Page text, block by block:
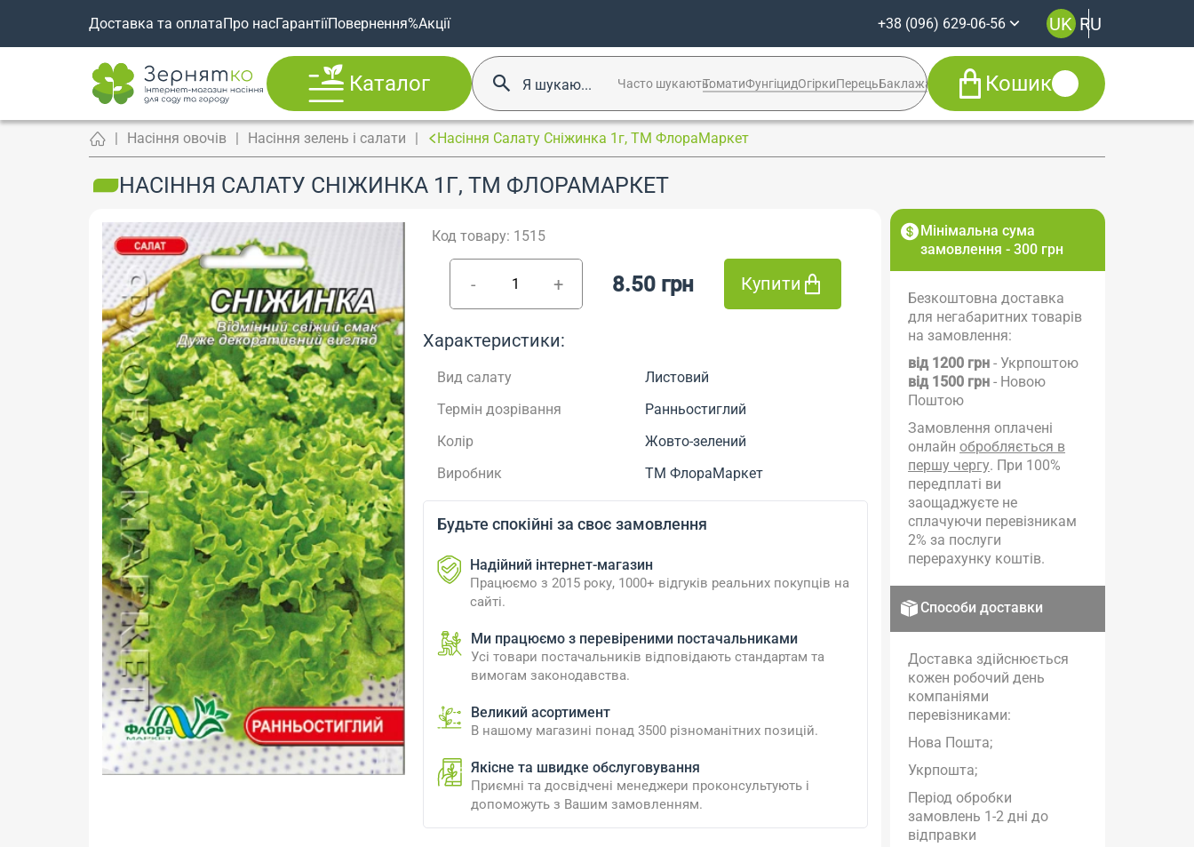
Доставка та оплатаПро насГарантіїПовернення%Акції +38 (096) 629-06-56
Instagram
UK RU
Каталог Часто шукають:ТоматиФунгіцидОгіркиПерецьБаклажан КабачокSyngenta
Кошик
Насіння овочів Насіння зелень і салати Насіння Салату Сніжинка 1г, ТМ ФлораМаркет
НАСІННЯ САЛАТУ СНІЖИНКА 1Г, ТМ ФЛОРАМАРКЕТ
Код товару: 1515
- + 8.50 грн Купити
Характеристики:
Вид салату
Листовий
Термін дозрівання
Ранньостиглий
Колір
Жовто-зелений
Виробник
ТМ ФлораМаркет
Будьте спокійні за своє замовлення
Надійний інтернет-магазин
Працюємо з 2015 року, 1000+ відгуків реальних покупців на
сайті.
Ми працюємо з перевіреними постачальниками
Усі товари постачальників відповідають стандартам та
вимогам законодавства.
Великий асортимент
В нашому магазині понад 3500 різноманітних позицій.
Якісне та швидке обслуговування
Приємні та досвідчені менеджери проконсультують і
допоможуть з Вашим замовленням.
Мінімальна сума
замовлення - 300 грн
Безкоштовна доставка
для негабаритних товарів
на замовлення:
від 1200 грн - Укрпоштою
від 1500 грн - Новою
Поштою
Замовлення оплачені
онлайнобробляється в
першу чергу. При 100%
передплаті ви
заощаджуєте не
сплачуючи перевізникам
2% за послуги
перерахунку коштів.
Способи доставки
Доставка здійснюється
кожен робочий день
компаніями
перевізниками:
Нова Пошта;
Укрпошта;
Період обробки
замовлень 1-2 дні до
відправки